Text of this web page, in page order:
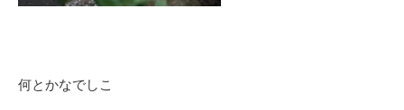
何とかなでしこ